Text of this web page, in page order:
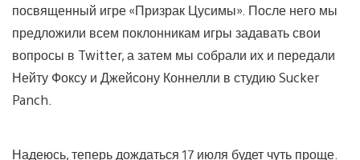
посвященный игре «Призрак Цусимы». После него мы
предложили всем поклонникам игры задавать свои
вопросы в Twitter, а затем мы собрали их и передали
Нейту Фоксу и Джейсону Коннелли в студию Sucker
Panch.
Надеюсь, теперь дождаться 17 июля будет чуть проще.